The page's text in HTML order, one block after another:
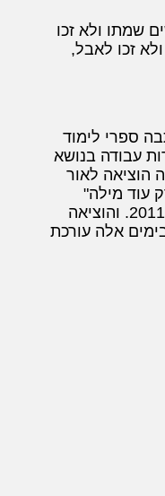
שמתו ולא זכו
זכו לאבל,
ספרי לימוד
עבודה בנושא
הוציאה לאור
עוד מילה"
בשנת 2003 ו"עקבות בחול" בשנת 2011. והוציאה
הורים בשנות ה 90. בימים אלה עורכת